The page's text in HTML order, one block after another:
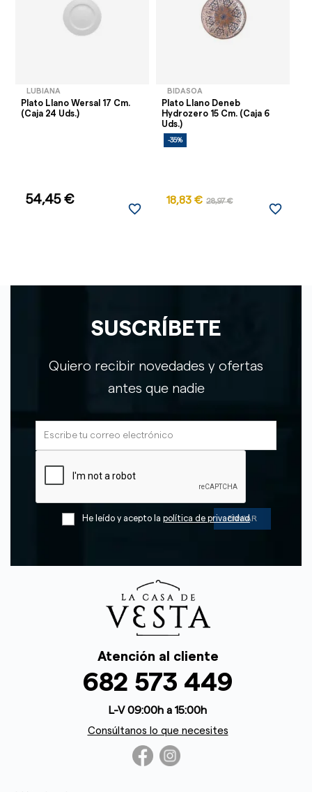
LUBIANA
Plato Llano Wersal 17 Cm.
(Caja 24 Uds.)
54,45 €
favorite_border
BIDASOA
Plato Llano Deneb
Hydrozero 15 Cm. (Caja 6
Uds.)
-35%
18,83 € 28,97 €
favorite_border
SUSCRÍBETE
Quiero recibir novedades y ofertas
antes que nadie
He leído y acepto la política de privacidad
Atención al cliente
682 573 449
L-V 09:00h a 15:00h
Consúltanos lo que necesites